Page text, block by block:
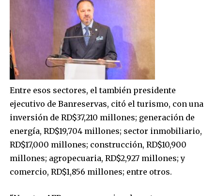
Entre esos sectores, el también presidente
ejecutivo de Banreservas, citó el turismo, con una
inversión de RD$37,210 millones; generación de
energía, RD$19,704 millones; sector inmobiliario,
RD$17,000 millones; construcción, RD$10,900
millones; agropecuaria, RD$2,927 millones; y
comercio, RD$1,856 millones; entre otros.